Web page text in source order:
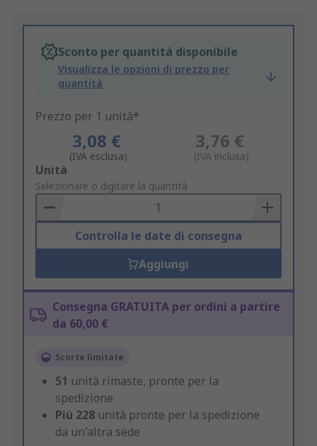
Sconto per quantità disponibile
Visualizza le opzioni di prezzo per
quantità
Prezzo per 1 unità*
3,08 €
(IVA esclusa)
3,76 €
(IVA inclusa)
Add
to
Basket
Unità
Selezionare o digitare la quantità
Controlla le date di consegna
Aggiungi
Consegna GRATUITA per ordini a partire
da 60,00 €
Scorte limitate
51 unità rimaste, pronte per la
spedizione
Più 228 unità pronte per la spedizione
da un'altra sede